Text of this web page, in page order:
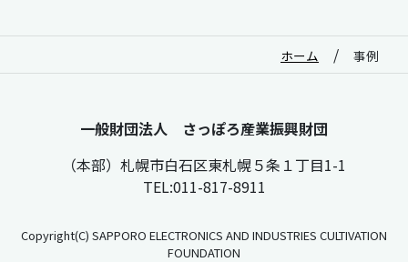
ホーム / 事例
一般財団法人 さっぽろ産業振興財団
（本部）札幌市白石区東札幌５条１丁目1-1
TEL:011-817-8911
Copyright(C) SAPPORO ELECTRONICS AND INDUSTRIES CULTIVATION
FOUNDATION